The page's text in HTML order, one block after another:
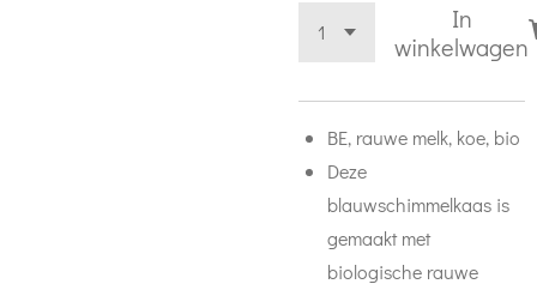
In
winkelwagen
BE, rauwe melk, koe, bio
Deze
blauwschimmelkaas is
gemaakt met
biologische rauwe